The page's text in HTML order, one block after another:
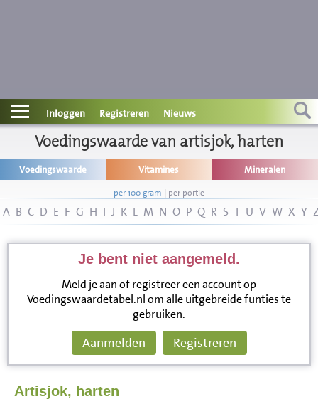
Contact
Informatie
Disclaimer
Inloggen Registreren Nieuws
Voedingswaarde van artisjok, harten
Voedingswaarde Vitamines Mineralen
per 100 gram | per portie
A B C D E F G H I J K L M N O P Q R S T U V W X Y
Je bent niet aangemeld.
Meld je aan of registreer een account op
Voedingswaardetabel.nl om alle uitgebreide funties te
gebruiken.
Aanmelden Registreren
Artisjok, harten